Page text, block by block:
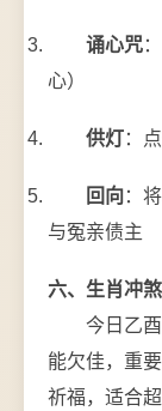
诵心咒
心）
供灯：
回向 ：
与冤亲债主
六、生肖冲
今日乙酉
能欠佳，重
祈福，适合